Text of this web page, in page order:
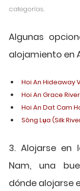
categorías.
Algunas
alojamiento en
Hoi An Hideaway
Hoi An Grace
Hoi An Dat Cam
Sông Lụa (Silk
3. Alojarse en
Nam, una
dónde alojarse